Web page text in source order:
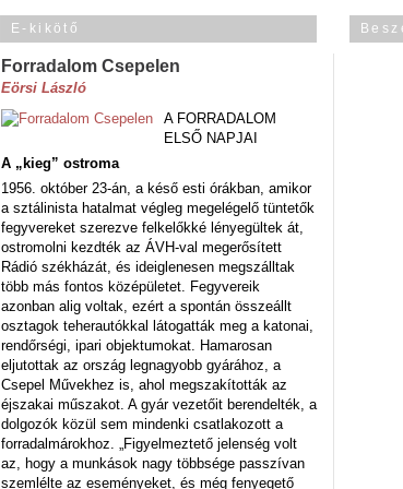
E-kikötő
Forradalom Csepelen
Eörsi László
A FORRADALOM
ELSŐ NAPJAI
A „kieg” ostroma
1956. október 23-án, a késő esti órákban, amikor
a sztálinista hatalmat végleg megelégelő tüntetők
fegyvereket szerezve felkelőkké lényegültek át,
ostromolni kezdték az ÁVH-val megerősített
Rádió székházát, és ideiglenesen megszálltak
több más fontos középületet. Fegyvereik
azonban alig voltak, ezért a spontán összeállt
osztagok teherautókkal látogatták meg a katonai,
rendőrségi, ipari objektumokat. Hamarosan
eljutottak az ország legnagyobb gyárához, a
Csepel Művekhez is, ahol megszakították az
éjszakai műszakot. A gyár vezetőit berendelték, a
dolgozók közül sem mindenki csatlakozott a
forradalmárokhoz. „Figyelmeztető jelenség volt
az, hogy a munkások nagy többsége passzívan
szemlélte az eseményeket, és még fenyegető